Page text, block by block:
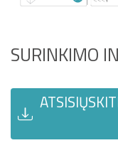
SURINKIMO